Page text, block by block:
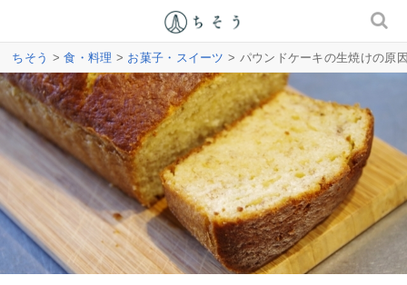
ちそう >食・料理 > お菓子・スイーツ > パウンドケーキの生焼けの原